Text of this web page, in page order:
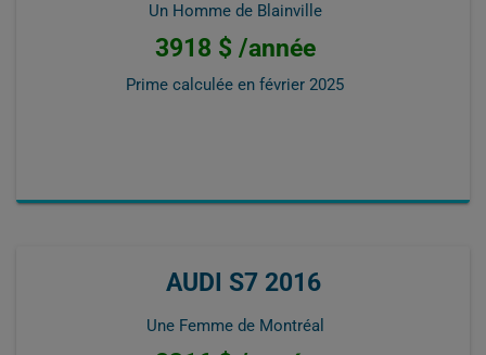
Un Homme de Blainville
3918 $ /année
Prime calculée en février 2025
AUDI S7 2016
Une Femme de Montréal